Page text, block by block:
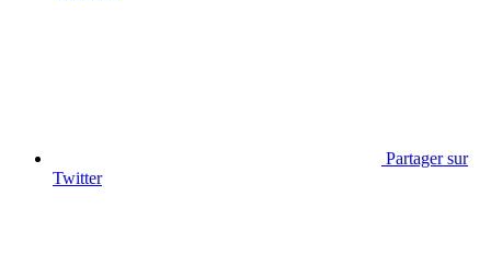
Partager sur
Twitter